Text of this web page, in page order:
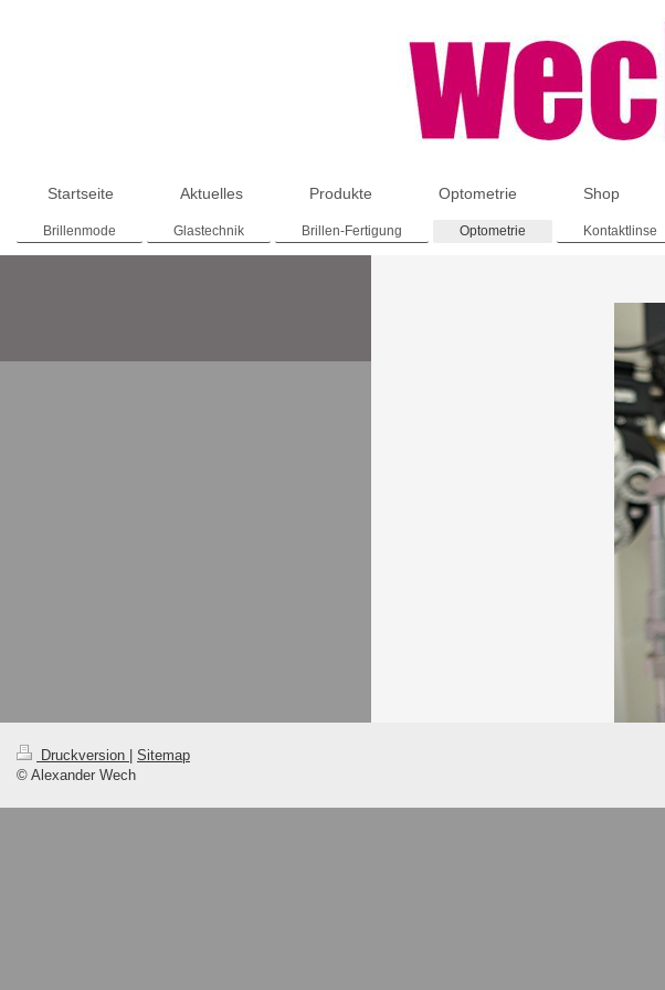
Startseite Aktuelles Produkte Optometrie Shop
Brillenmode Glastechnik Brillen-Fertigung Optometrie Kontaktlinse
Druckversion
Sitemap
© Alexander Wech